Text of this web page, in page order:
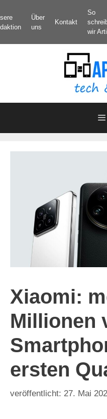
Inhalt
springen
Über
uns
Kontakt
So
wir
Xiaomi:
Millionen
ersten
27. Mai